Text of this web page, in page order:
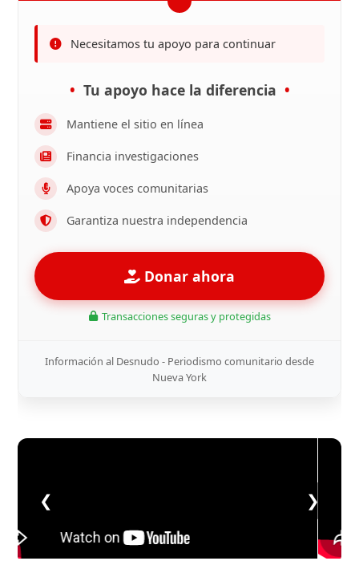
Necesitamos tu apoyo para continuar
Tu apoyo hace la diferencia
Mantiene el sitio en línea
Financia investigaciones
Apoya voces comunitarias
Garantiza nuestra independencia
Donar ahora
Transacciones seguras y protegidas
Información al Desnudo - Periodismo comunitario desde
Nueva York
❮ ❯